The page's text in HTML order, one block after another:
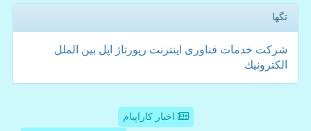
تگها
شركت خدمات فناوری اینترنت رپورتاژ اپل بین الملل
الكترونیك
اخبار کاراپیام